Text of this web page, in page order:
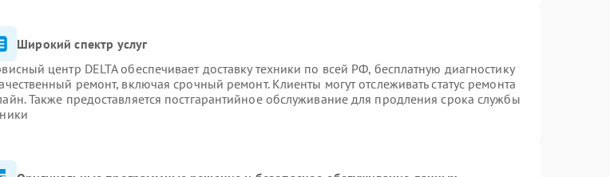
Широкий спектр услуг
центр DELTA обеспечивает доставку техники по всей РФ, бесплатную диагностику
ремонт, включая срочный ремонт. Клиенты могут отслеживать статус ремонта
Также предоставляется постгарантийное обслуживание для продления срока службы